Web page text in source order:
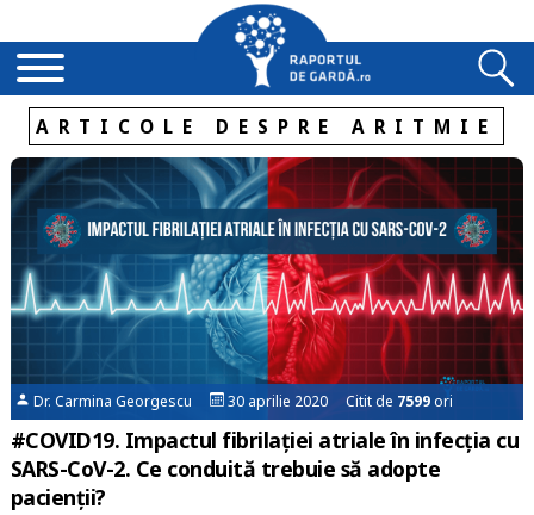
ARTICOLE DESPRE ARITMIE
Dr. Carmina Georgescu 30 aprilie 2020 Citit de 7599ori
#COVID19. Impactul fibrilației atriale în infecția cu
SARS-CoV-2. Ce conduită trebuie să adopte
pacienții?